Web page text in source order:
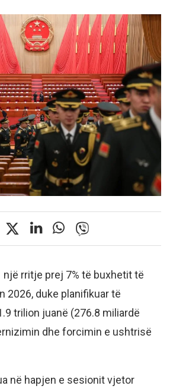
rritje prej 7% të buxhetit të
2026, duke planifikuar të
trilion juanë (276.8 miliardë
dhe forcimin e ushtrisë
në hapjen e sesionit vjetor